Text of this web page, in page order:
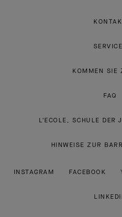
KOMMEN SIE
FAQ
L'ECOLE, SCHULE DER
HINWEISE ZUR
INSTAGRAM FACEBOOK